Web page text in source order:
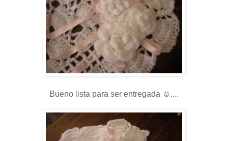
Bueno lista para ser entregada ☺....